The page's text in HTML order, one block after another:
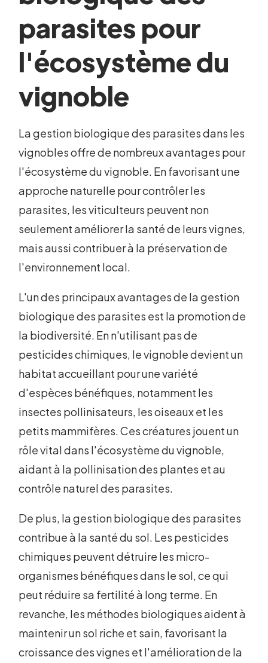
parasites pour
l'écosystème du
vignoble
La gestion biologique des parasites dans les
vignobles offre de nombreux avantages pour
l'écosystème du vignoble. En favorisant une
approche naturelle pour contrôler les
parasites, les viticulteurs peuvent non
seulement améliorer la santé de leurs vignes,
mais aussi contribuer à la préservation de
l'environnement local.
L'un des principaux avantages de la gestion
biologique des parasites est la promotion de
la biodiversité. En n'utilisant pas de
pesticides chimiques, le vignoble devient un
habitat accueillant pour une variété
d'espèces bénéfiques, notamment les
insectes pollinisateurs, les oiseaux et les
petits mammifères. Ces créatures jouent un
rôle vital dans l'écosystème du vignoble,
aidant à la pollinisation des plantes et au
contrôle naturel des parasites.
De plus, la gestion biologique des parasites
contribue à la santé du sol. Les pesticides
chimiques peuvent détruire les micro-
organismes bénéfiques dans le sol, ce qui
peut réduire sa fertilité à long terme. En
revanche, les méthodes biologiques aident à
maintenir un sol riche et sain, favorisant la
croissance des vignes et l'amélioration de la